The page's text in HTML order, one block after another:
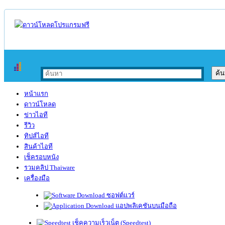
หน้าแรก
ดาวน์โหลด
ข่าวไอที
รีวิว
ทิปส์ไอที
สินค้าไอที
เช็ครอบหนัง
รวมคลิป Thaiware
เครื่องมือ
ซอฟต์แวร์
แอปพลิเคชันบนมือถือ
เช็คความเร็วเน็ต (Speedtest)